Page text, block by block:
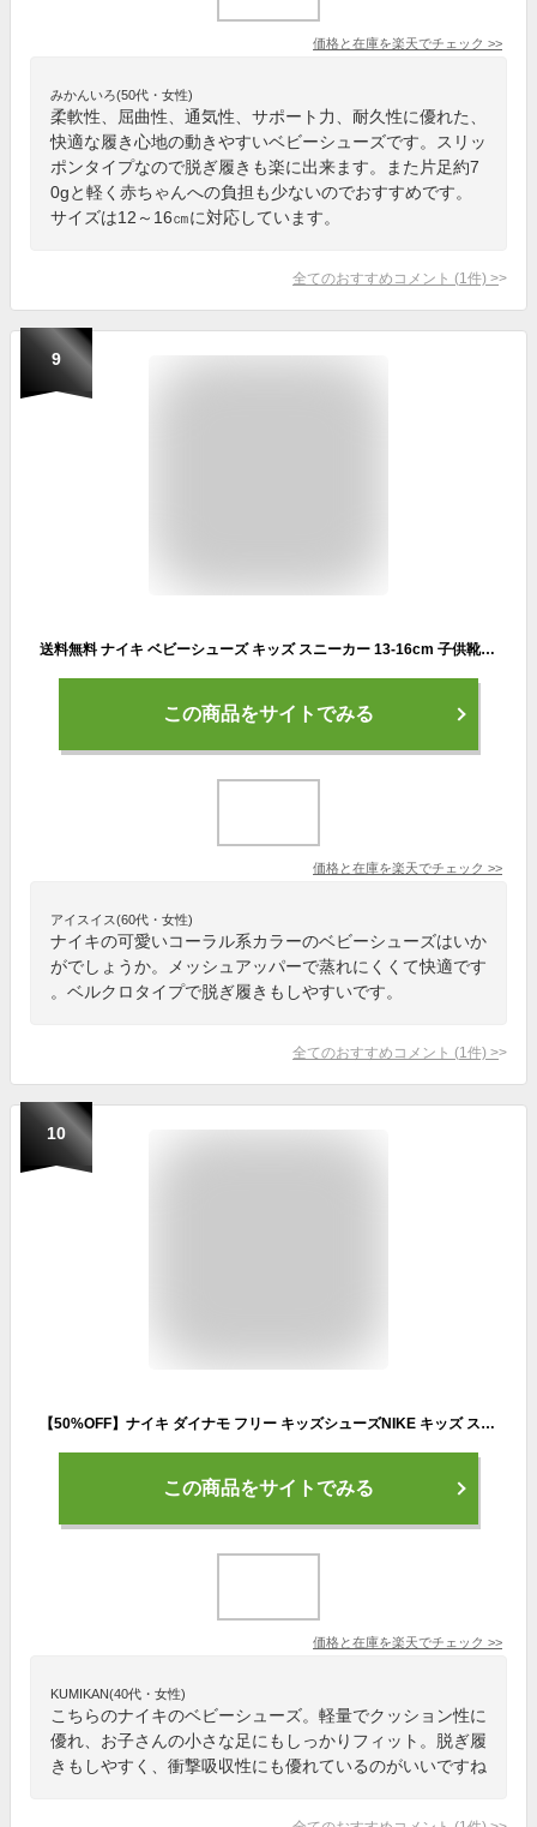
価格と在庫を楽天でチェック >>
みかんいろ(50代・女性)
柔軟性、屈曲性、通気性、サポート力、耐久性に優れた、
快適な履き心地の動きやすいベビーシューズです。スリッ
ポンタイプなので脱ぎ履きも楽に出来ます。また片足約7
0gと軽く赤ちゃんへの負担も少ないのでおすすめです。
サイズは12～16㎝に対応しています。
全てのおすすめコメント (1 件) >
9
送料無料 ナイキ ベビーシューズ キッズ スニーカー 13-16cm 子供靴 NIKE スターランナー3 TDV 子ども スポーツ カジュアル 男の子 女の子 ベルクロ 運動靴 STAR RUNNER 3 TDV 男児 女児 幼児 くつ/DA2778-800
この商品をサイトでみる
価格と在庫を楽天でチェック >>
アイスイス(60代・女性)
ナイキの可愛いコーラル系カラーのベビーシューズはいか
がでしょうか。メッシュアッパーで蒸れにくくて快適です
。ベルクロタイプで脱ぎ履きもしやすいです。
全てのおすすめコメント (1 件) >
10
【50%OFF】ナイキ ダイナモ フリー キッズシューズNIKE キッズ スニーカー 幼児 子供 キッズ ベビー ローカット BABY COLLECTION 注目 50nikeweek 29・30日限定
この商品をサイトでみる
価格と在庫を楽天でチェック >>
KUMIKAN(40代・女性)
こちらのナイキのベビーシューズ。軽量でクッション性に
優れ、お子さんの小さな足にもしっかりフィット。脱ぎ履
きもしやすく、衝撃吸収性にも優れているのがいいですね